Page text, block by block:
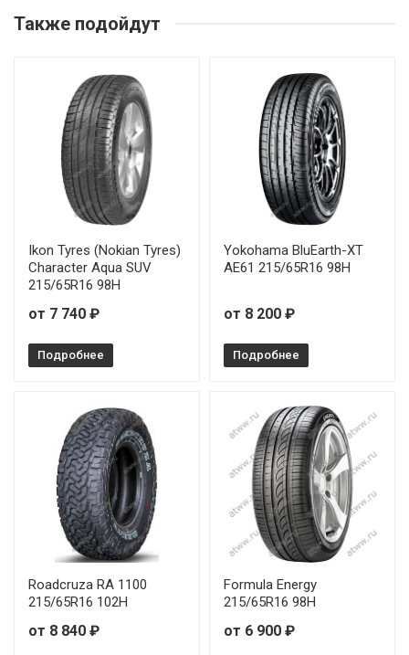
Hifly HF218 175/65R14 82T
Hifly HF218 185/60R14 82H
Hifly HF218 185/60R15 84H
Hifly HF218 185/65R14 86H
Hifly HF218 185/65R15 88H
Hifly HF218 185/70R14 88H
Hifly HF218 195/65R15 91V
Hifly HF218 205/60R16 92V
Также подойдут
Ikon Tyres (Nokian Tyres)
Character Aqua SUV
215/65R16 98H
от 7 740 ₽
Подробнее
Yokohama BluEarth-XT
AE61 215/65R16 98H
от 8 200 ₽
Подробнее
Roadcruza RA 1100
215/65R16 102H
от 8 840 ₽
Formula Energy
215/65R16 98H
от 6 900 ₽